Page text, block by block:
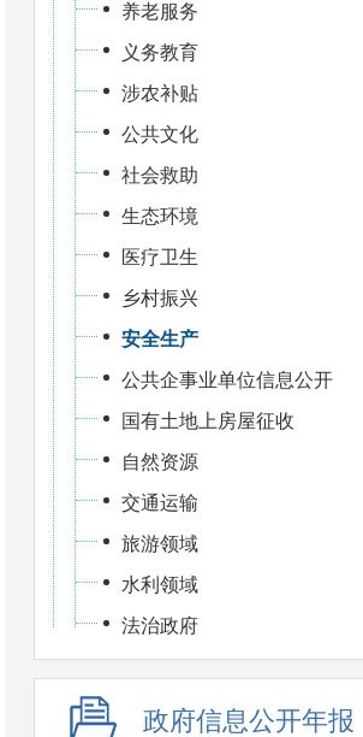
养老服务
义务教育
涉农补贴
公共文化
社会救助
生态环境
医疗卫生
乡村振兴
安全生产
公共企事业单位信息公开
国有土地上房屋征收
自然资源
交通运输
旅游领域
水利领域
法治政府
政府信息公开年报